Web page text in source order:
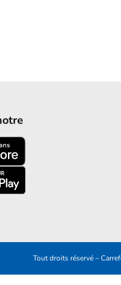
Tout droits réservé –